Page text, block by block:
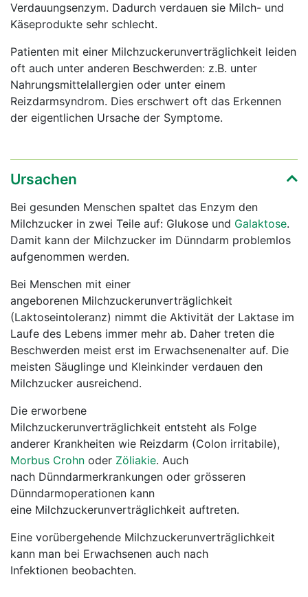
Verdauungsenzym. Dadurch verdauen sie Milch- und
Käseprodukte sehr schlecht.
Patienten mit einer Milchzuckerunverträglichkeit leiden
oft auch unter anderen Beschwerden: z.B. unter
Nahrungsmittelallergien oder unter einem
Reizdarmsyndrom. Dies erschwert oft das Erkennen
der eigentlichen Ursache der Symptome.
Ursachen
Bei gesunden Menschen spaltet das Enzym den
Milchzucker in zwei Teile auf: Glukose und Galaktose.
Damit kann der Milchzucker im Dünndarm problemlos
aufgenommen werden.
Bei Menschen mit einer
angeborenen Milchzuckerunverträglichkeit
(Laktoseintoleranz) nimmt die Aktivität der Laktase im
Laufe des Lebens immer mehr ab. Daher treten die
Beschwerden meist erst im Erwachsenenalter auf. Die
meisten Säuglinge und Kleinkinder verdauen den
Milchzucker ausreichend.
Die erworbene
Milchzuckerunverträglichkeit entsteht als Folge
anderer Krankheiten wie Reizdarm (Colon irritabile),
Morbus Crohn oder Zöliakie. Auch
nach Dünndarmerkrankungen oder grösseren
Dünndarmoperationen kann
eine Milchzuckerunverträglichkeit auftreten.
Eine vorübergehende Milchzuckerunverträglichkeit
kann man bei Erwachsenen auch nach
Infektionen beobachten.